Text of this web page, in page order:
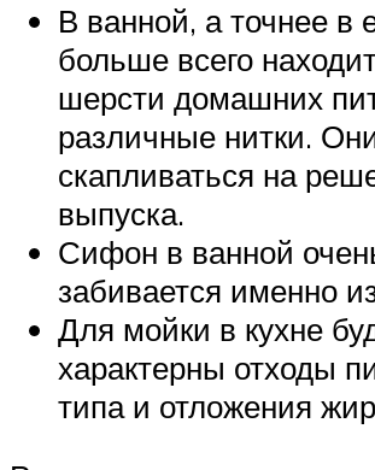
В ванной, а точнее в
больше всего
шерсти домашних
различные нитки.
скапливаться на
выпуска.
Сифон в ванной
забивается именно
Для мойки в кухне
характерны отходы
типа и отложения